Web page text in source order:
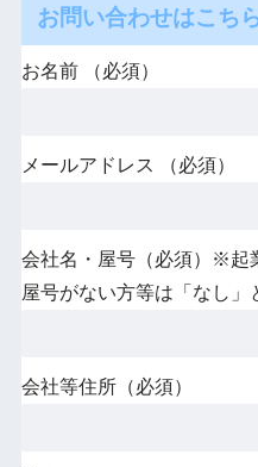
お問い合わせはこち
お名前 （必須）
メールアドレス （必須）
会社名・屋号（必須）※起
屋号がない方等は「なし」
会社等住所（必須）